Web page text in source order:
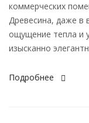
коммерческих
Древесина, даже в
ощущение тепла и
изысканно
Подробнее